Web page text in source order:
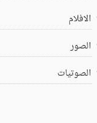
الافلام
الصور
الصوتيات